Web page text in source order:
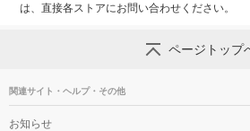
は、直接各ストアにお問い合わせください。
ページトップ
関連サイト・ヘルプ・その他
お知らせ